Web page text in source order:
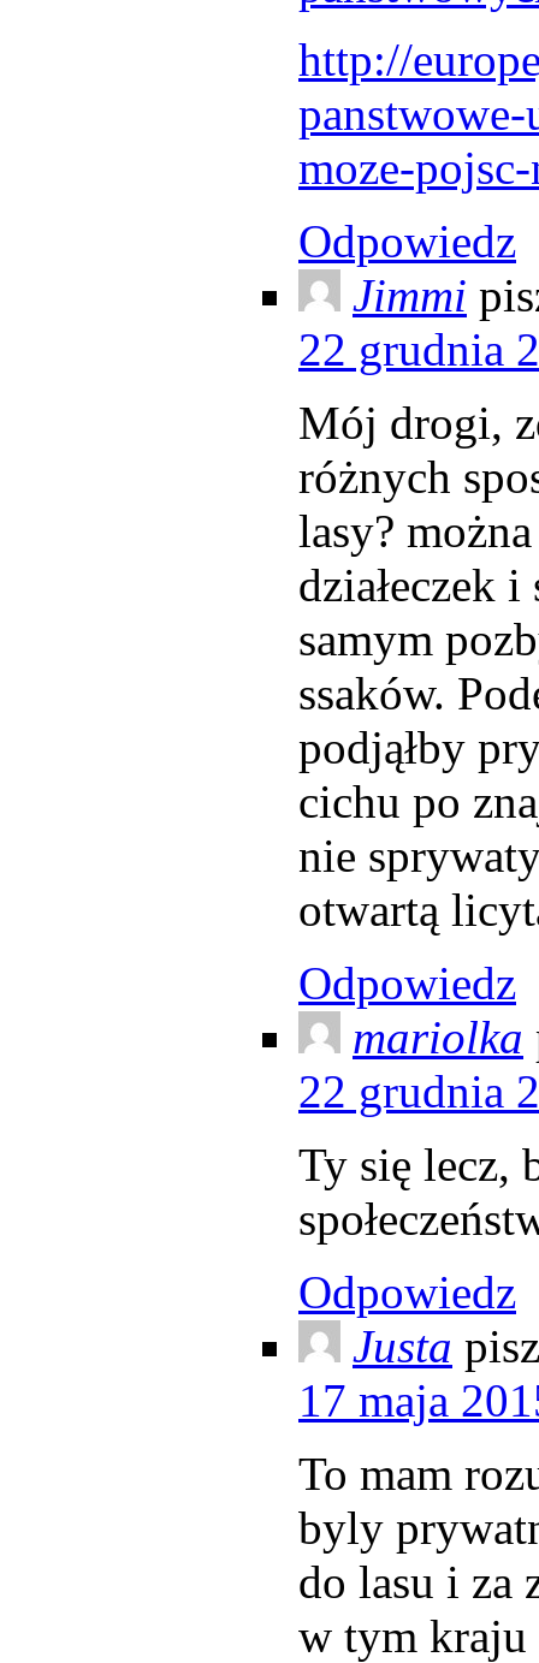
http://
moze-
Odpowiedz
Jimmi
22 grudnia
Mój drogi,
różnych
lasy?
działeczek
samym
ssaków.
podjąłby
cichu po
nie
otwartą
Odpowiedz
mariolka
22 grudnia
Ty się lecz,
Odpowiedz
Justa
17 maja
To mam
byly
do lasu i za
w tym kraju